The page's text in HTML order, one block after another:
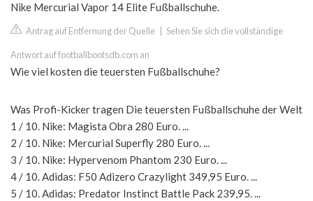
Nike Mercurial Vapor 14 Elite Fußballschuhe.
Antrag auf Entfernung der Quelle Sehen Sie sich die vollständige
Antwort auf footballbootsdb.com an
Wie viel kosten die teuersten Fußballschuhe?
Was Profi-Kicker tragen Die teuersten Fußballschuhe der Welt
1 / 10. Nike: Magista Obra 280 Euro. ...
2 / 10. Nike: Mercurial Superfly 280 Euro. ...
3 / 10. Nike: Hypervenom Phantom 230 Euro. ...
4 / 10. Adidas: F50 Adizero Crazylight 349,95 Euro. ...
5 / 10. Adidas: Predator Instinct Battle Pack 239,95. ...